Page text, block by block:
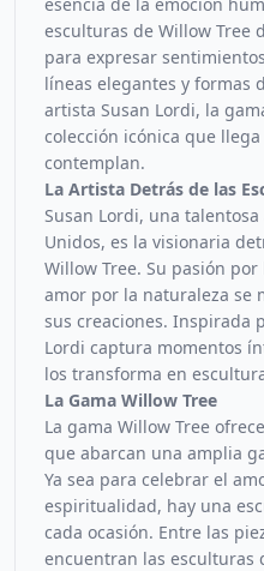
esculturas de Willow Tree
para expresar
líneas elegantes y formas
artista Susan Lordi, la
colección icónica que
contemplan.
La Artista Detrás de las
Susan Lordi, una
Unidos, es la visionaria
Willow Tree. Su pasión
amor por la naturaleza se
sus creaciones. Inspirada
Lordi captura momentos
los transforma en
La Gama Willow Tree
La gama Willow Tree
que abarcan una amplia
Ya sea para celebrar el
espiritualidad, hay una
cada ocasión. Entre las
encuentran las esculturas